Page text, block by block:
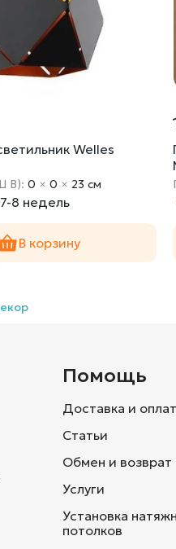
Welles
В):0 ×0 × 23 cм
8 недель
В корзину
Помощь
Доставка и
Статьи
Обмен и возврат
Услуги
Установка
потолков